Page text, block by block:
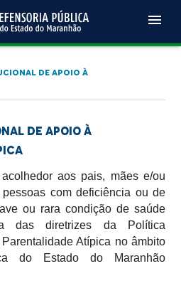
menu
de apoio à
DE APOIO À
aos pais, mães e/ou
com deficiência ou de
ou rara condição de saúde
das diretrizes da Política
Atípica no âmbito
do Estado do Maranhão